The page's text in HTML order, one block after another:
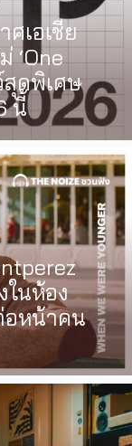
ศเอเชีย
‘One
สุดพิเศษ
นี้
ในห้อง
อหน้าคน